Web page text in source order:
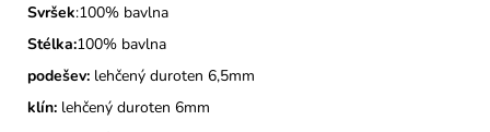
Svršek:100% bavlna
Stélka:100% bavlna
podešev: lehčený duroten 6,5mm
klín: lehčený duroten 6mm